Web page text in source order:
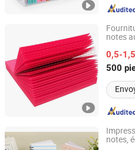
notes
0,5-
500
GUANGZHOU TIMI PRINTING
Guangdong, China
notes,
Everfortune Industry Limited